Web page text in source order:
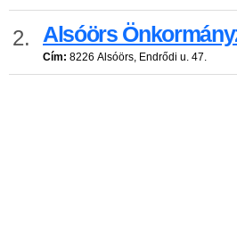
2. Alsóörs
Cím: 8226 Alsóörs, Endrődi u. 47.